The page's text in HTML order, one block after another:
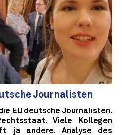
Journalisten
EU deutsche Journalisten.
Viele Kollegen
ja andere. Analyse des